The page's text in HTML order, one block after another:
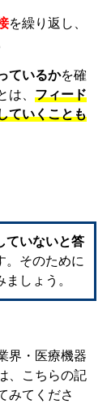
を繰り返し、
ているかを確
、 フィード
ていくことも
ていないと答
。そのために
しょう。
界・医療機器
、こちらの記
みてくださ